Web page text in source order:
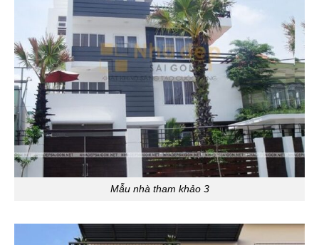
Mẫu nhà tham khảo 3